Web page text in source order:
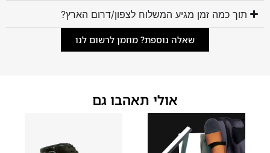
תוך כמה זמן מגיע המשלוח לצפון/דרום הארץ?
שאלה נוספת? מוזמן לרשום לנו
אולי תאהבו גם